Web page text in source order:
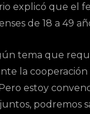
explicó que el
de 18 a 49
tema que
la cooperación
estoy
podremos